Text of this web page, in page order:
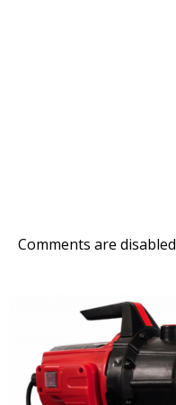
Comments are disabled